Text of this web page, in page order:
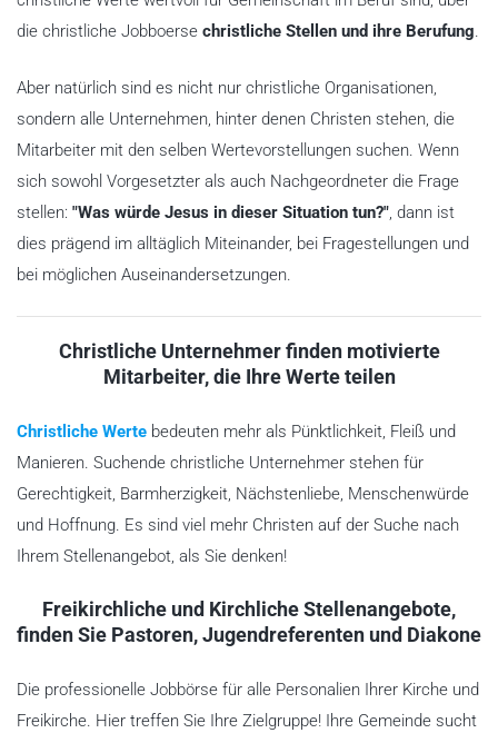
die christliche Jobboerse christliche Stellen und ihre Berufung.
Aber natürlich sind es nicht nur christliche Organisationen,
sondern alle Unternehmen, hinter denen Christen stehen, die
Mitarbeiter mit den selben Wertevorstellungen suchen. Wenn
sich sowohl Vorgesetzter als auch Nachgeordneter die Frage
stellen: "Was würde Jesus in dieser Situation tun?", dann ist
dies prägend im alltäglich Miteinander, bei Fragestellungen und
bei möglichen Auseinandersetzungen.
Christliche Unternehmer finden motivierte
Mitarbeiter, die Ihre Werte teilen
Christliche Werte bedeuten mehr als Pünktlichkeit, Fleiß und
Manieren. Suchende christliche Unternehmer stehen für
Gerechtigkeit, Barmherzigkeit, Nächstenliebe, Menschenwürde
und Hoffnung. Es sind viel mehr Christen auf der Suche nach
Ihrem Stellenangebot, als Sie denken!
Freikirchliche und Kirchliche Stellenangebote,
finden Sie Pastoren, Jugendreferenten und Diakone
Die professionelle Jobbörse für alle Personalien Ihrer Kirche und
Freikirche. Hier treffen Sie Ihre Zielgruppe! Ihre Gemeinde sucht